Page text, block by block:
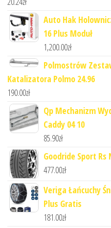
Auto Hak
16 Plus Moduł
1,200.00zł
Polmostrów
Katalizatora Polmo 24.96
190.00zł
Qp Mechanizm
Caddy 04 10
85.90zł
Goodride Sport Rs
477.00zł
Veriga Łańcuchy
Plus Gratis
181.00zł